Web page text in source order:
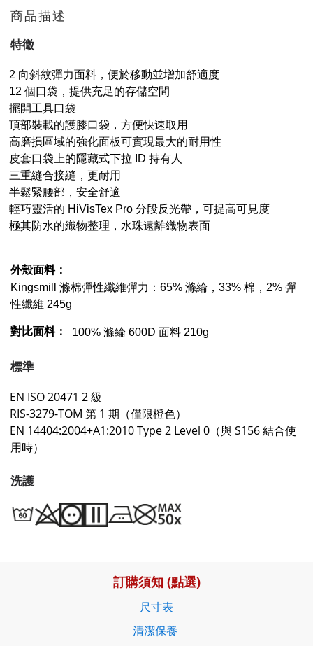
商品描述
特徵
2 向斜紋彈力面料，便於移動並增加舒適度
12 個口袋，提供充足的存儲空間
擺開工具口袋
頂部裝載的護膝口袋，方便快速取用
高磨損區域的強化面板可實現最大的耐用性
皮套口袋上的隱藏式下拉 ID 持有人
三重縫合接縫，更耐用
半鬆緊腰部，安全舒適
輕巧靈活的 HiVisTex Pro 分段反光帶，可提高可見度
極其防水的織物整理，水珠遠離織物表面
外殼面料：
Kingsmill 滌棉彈性纖維彈力：65% 滌綸，33% 棉，2% 彈
性纖維 245g
對比面料： 100% 滌綸 600D 面料 210g
標準
EN ISO 20471 2 級
RIS-3279-TOM 第 1 期（僅限橙色）
EN 14404:2004+A1:2010 Type 2 Level 0（與 S156 結合使
用時）
洗護
訂購須知 (點選)
尺寸表
清潔保養